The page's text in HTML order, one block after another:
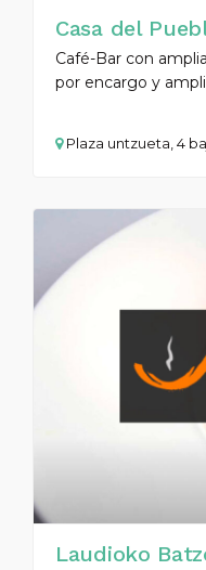
Casa del
Café-Bar con
por encargo y
Plaza untzueta, 4
Laudioko